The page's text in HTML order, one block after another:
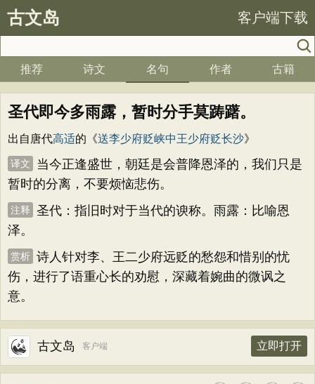
古文岛 客户端下载
推荐 诗文 名句 作者 古籍
圣代即今多雨露，暂时分手莫踌躇。
出自唐代高适的《送李少府贬峡中王少府贬长沙》
译文
当今正逢盛世，朝廷是会普降恩泽的，我们只是
暂时的分离，不要烦恼悲伤。
注释
圣代：指旧时对于当代的谀称。雨露：比喻恩
泽。
赏析 诗人针对李、王二少府远贬的愁怨和惜别的忧
伤，进行了语重心长的劝慰，深藏着婉曲的微讽之
意。
古文岛 客户端 立即打开